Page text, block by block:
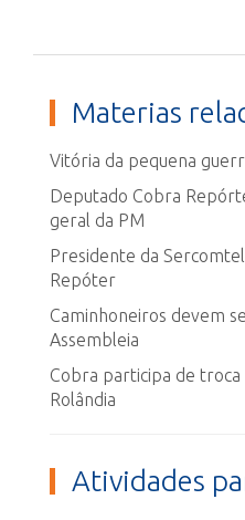
Materias
Vitória da pequena
Deputado Cobra
geral da PM
Presidente da
Repóter
Caminhoneiros devem
Assembleia
Cobra participa de
Rolândia
Atividades